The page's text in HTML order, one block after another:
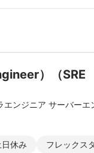
）（SRE
ンジニア サーバーエ
休み フレックス